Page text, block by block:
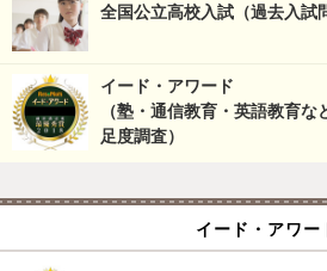
全国公立高校入試（過去入試
イード・アワード
（塾・通信教育・英語教育
足度調査）
イード・アワー